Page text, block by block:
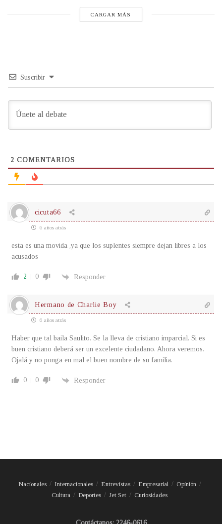
CARGAR MÁS
Suscribir
2 COMENTARIOS
cicuta66
6 años atrás
esta es una movida ,ya que los suplentes siempre dejan libres a los
acusados
2 0 Responder
Hermano de Charlie Boy
6 años atrás
Haber que tal baila Saulito. Se la lleva de cristiano imparcial. Si es
buen cristiano deberá ser un excelente ciudadano. Ahora veremos.
Ojalá y no ponga en mal el buen nombre de su familia.
0 0 Responder
Nacionales Internacionales Entrevistas Empresarial
Opinión
Cultura
Deportes Jet Set Curiosidades